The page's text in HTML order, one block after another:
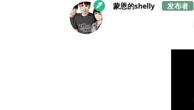
蒙恩的shelly